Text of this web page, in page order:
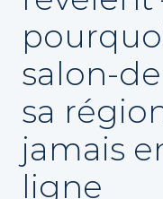
salon-
sa
jamais
ligne